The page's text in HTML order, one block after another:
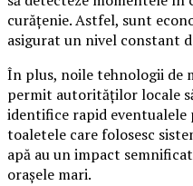
curățenie. Astfel, sunt
asigurat un nivel constant
În plus, noile tehnologii de
permit autorităților locale
identifice rapid eventualele
toaletele care folosesc
apă au un impact
orașele mari.